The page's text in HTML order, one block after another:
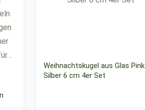
Weihnachtskugel aus Glas Pink
Silber 6 cm 4er Set